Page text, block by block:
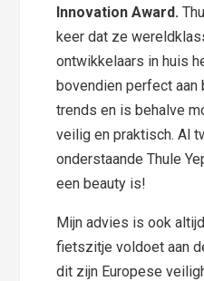
Innovation Award.
keer dat ze
ontwikkelaars in huis
bovendien perfect
trends en is behalve
veilig en praktisch. Al
onderstaande Thule
een beauty is!
Mijn advies is ook
fietszitje voldoet aan
dit zijn Europese